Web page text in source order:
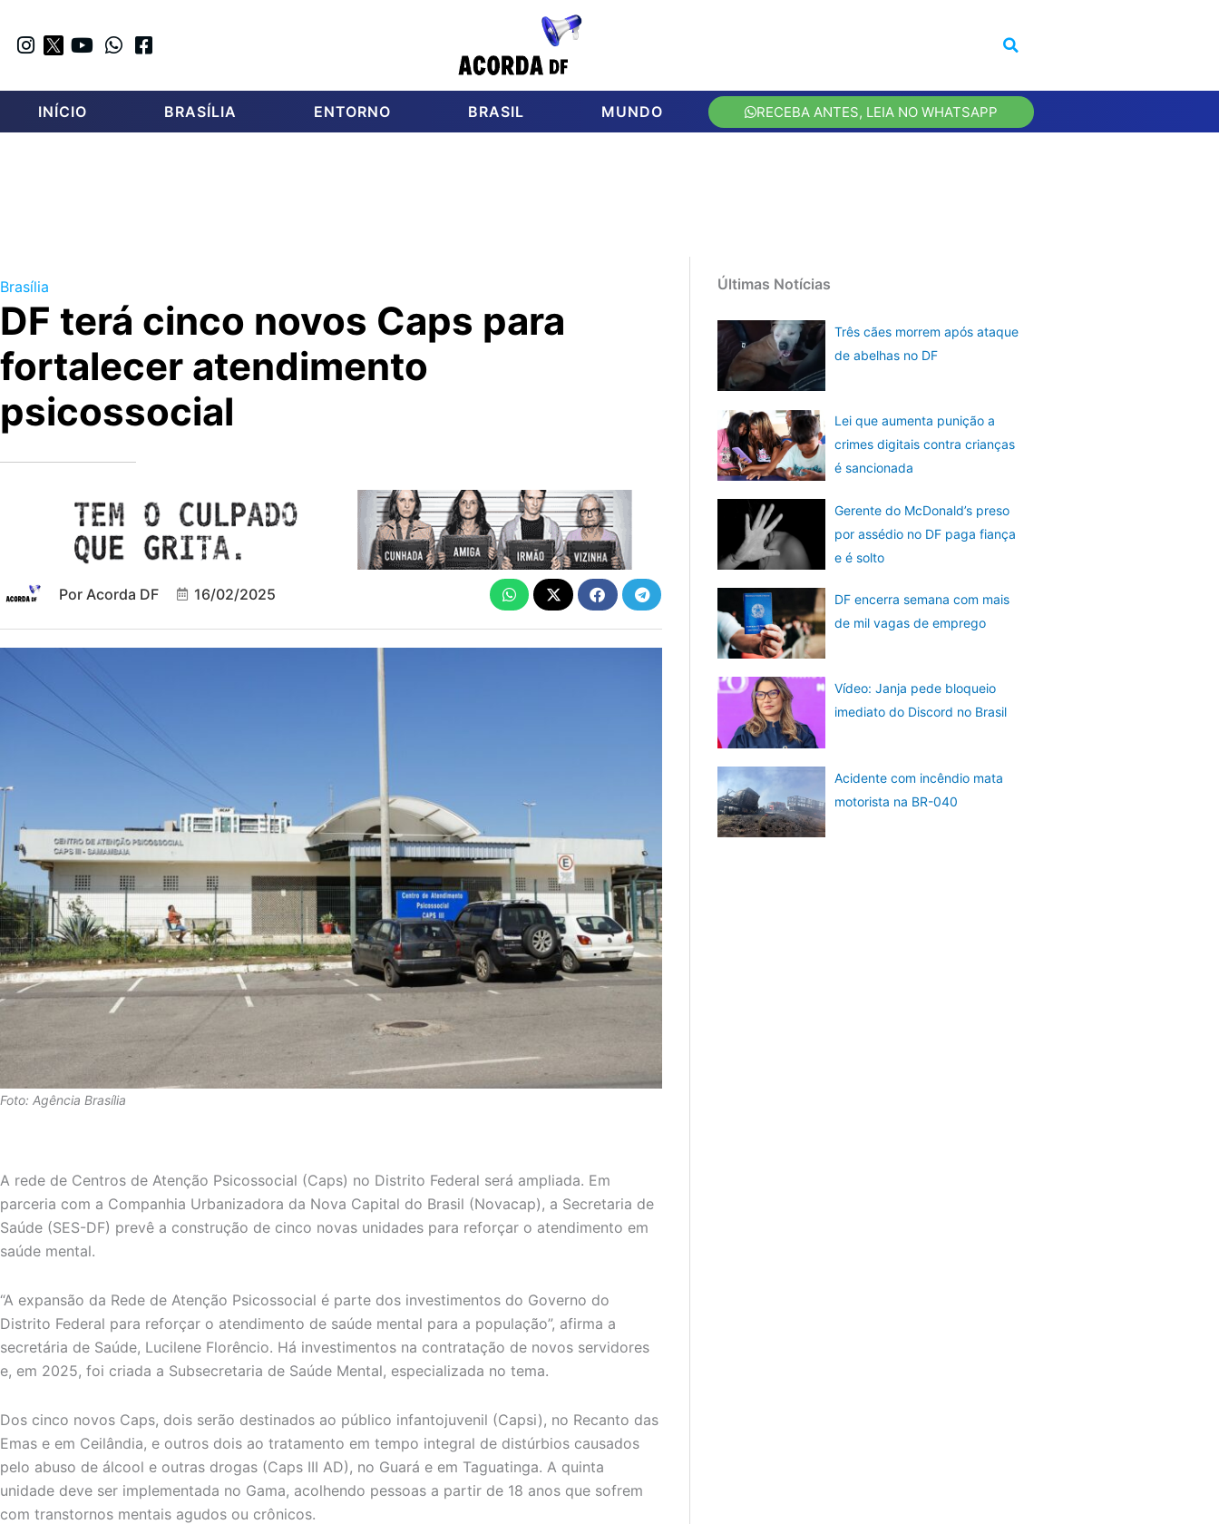
INÍCIO BRASÍLIA ENTORNO BRASIL MUNDO RECEBA ANTES, LEIA NO WHATSAPP
Brasília
DF terá cinco novos Caps para
fortalecer atendimento
psicossocial
Por Acorda DF 16/02/2025
Foto: Agência Brasília
A rede de Centros de Atenção Psicossocial (Caps) no Distrito Federal será ampliada. Em
parceria com a Companhia Urbanizadora da Nova Capital do Brasil (Novacap), a Secretaria de
Saúde (SES-DF) prevê a construção de cinco novas unidades para reforçar o atendimento em
saúde mental.
“A expansão da Rede de Atenção Psicossocial é parte dos investimentos do Governo do
Distrito Federal para reforçar o atendimento de saúde mental para a população”, afirma a
secretária de Saúde, Lucilene Florêncio. Há investimentos na contratação de novos servidores
e, em 2025, foi criada a Subsecretaria de Saúde Mental, especializada no tema.
Dos cinco novos Caps, dois serão destinados ao público infantojuvenil (Capsi), no Recanto das
Emas e em Ceilândia, e outros dois ao tratamento em tempo integral de distúrbios causados
pelo abuso de álcool e outras drogas (Caps III AD), no Guará e em Taguatinga. A quinta
unidade deve ser implementada no Gama, acolhendo pessoas a partir de 18 anos que sofrem
com transtornos mentais agudos ou crônicos.
Últimas Notícias
Três cães morrem após ataque
de abelhas no DF
Lei que aumenta punição a
crimes digitais contra crianças
é sancionada
Gerente do McDonald’s preso
por assédio no DF paga fiança
e é solto
DF encerra semana com mais
de mil vagas de emprego
Vídeo: Janja pede bloqueio
imediato do Discord no Brasil
Acidente com incêndio mata
motorista na BR-040